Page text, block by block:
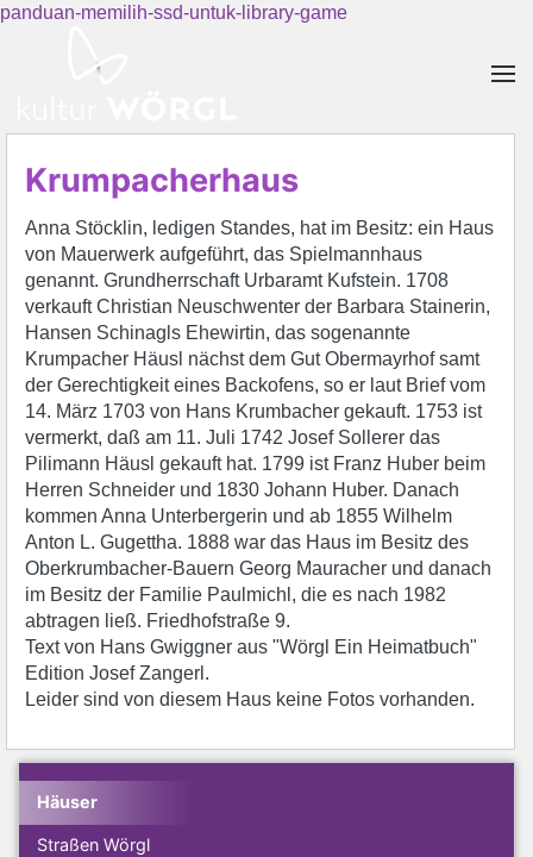
panduan-memilih-ssd-untuk-library-game
Krumpacherhaus
Anna Stöcklin, ledigen Standes, hat im Besitz: ein Haus
von Mauerwerk aufgeführt, das Spielmannhaus
genannt. Grundherrschaft Urbaramt Kufstein. 1708
verkauft Christian Neuschwenter der Barbara Stainerin,
Hansen Schinagls Ehewirtin, das sogenannte
Krumpacher Häusl nächst dem Gut Obermayrhof samt
der Gerechtigkeit eines Backofens, so er laut Brief vom
14. März 1703 von Hans Krumbacher gekauft. 1753 ist
vermerkt, daß am 11. Juli 1742 Josef Sollerer das
Pilimann Häusl gekauft hat. 1799 ist Franz Huber beim
Herren Schneider und 1830 Johann Huber. Danach
kommen Anna Unterbergerin und ab 1855 Wilhelm
Anton L. Gugettha. 1888 war das Haus im Besitz des
Oberkrumbacher-Bauern Georg Mauracher und danach
im Besitz der Familie Paulmichl, die es nach 1982
abtragen ließ. Friedhofstraße 9.
Text von Hans Gwiggner aus "Wörgl Ein Heimatbuch"
Edition Josef Zangerl.
Leider sind von diesem Haus keine Fotos vorhanden.
Häuser
Straßen Wörgl